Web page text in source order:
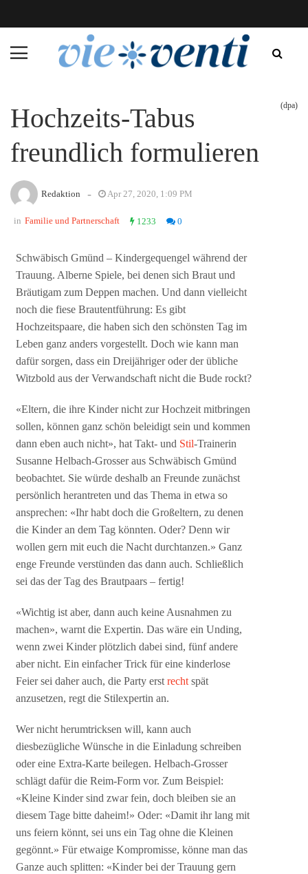
Hochzeits-Tabus
freundlich formulieren
(dpa)
Redaktion - Apr 27, 2020, 1:09 PM
in Familie und Partnerschaft 1233 0
Schwäbisch Gmünd – Kindergequengel während der
Trauung. Alberne Spiele, bei denen sich Braut und
Bräutigam zum Deppen machen. Und dann vielleicht
noch die fiese Brautentführung: Es gibt
Hochzeitspaare, die haben sich den schönsten Tag im
Leben ganz anders vorgestellt. Doch wie kann man
dafür sorgen, dass ein Dreijähriger oder der übliche
Witzbold aus der Verwandschaft nicht die Bude rockt?
«Eltern, die ihre Kinder nicht zur Hochzeit mitbringen
sollen, können ganz schön beleidigt sein und kommen
dann eben auch nicht», hat Takt- und Stil-Trainerin
Susanne Helbach-Grosser aus Schwäbisch Gmünd
beobachtet. Sie würde deshalb an Freunde zunächst
persönlich herantreten und das Thema in etwa so
ansprechen: «Ihr habt doch die Großeltern, zu denen
die Kinder an dem Tag könnten. Oder? Denn wir
wollen gern mit euch die Nacht durchtanzen.» Ganz
enge Freunde verstünden das dann auch. Schließlich
sei das der Tag des Brautpaars – fertig!
«Wichtig ist aber, dann auch keine Ausnahmen zu
machen», warnt die Expertin. Das wäre ein Unding,
wenn zwei Kinder plötzlich dabei sind, fünf andere
aber nicht. Ein einfacher Trick für eine kinderlose
Feier sei daher auch, die Party erstrecht spät
anzusetzen, regt die Stilexpertin an.
Wer nicht herumtricksen will, kann auch
diesbezügliche Wünsche in die Einladung schreiben
oder eine Extra-Karte beilegen. Helbach-Grosser
schlägt dafür die Reim-Form vor. Zum Beispiel:
«Kleine Kinder sind zwar fein, doch bleiben sie an
diesem Tage bitte daheim!» Oder: «Damit ihr lang mit
uns feiern könnt, sei uns ein Tag ohne die Kleinen
gegönnt.» Für etwaige Kompromisse, könne man das
Ganze auch splitten: «Kinder bei der Trauung gern